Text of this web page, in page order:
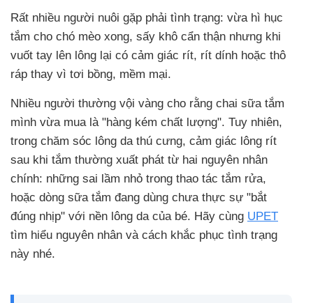
Rất nhiều người nuôi gặp phải tình trạng: vừa hì hục
tắm cho chó mèo xong, sấy khô cẩn thận nhưng khi
vuốt tay lên lông lại có cảm giác rít, rít dính hoặc thô
ráp thay vì tơi bồng, mềm mại.
Nhiều người thường vội vàng cho rằng chai sữa tắm
mình vừa mua là "hàng kém chất lượng". Tuy nhiên,
trong chăm sóc lông da thú cưng, cảm giác lông rít
sau khi tắm thường xuất phát từ hai nguyên nhân
chính: những sai lầm nhỏ trong thao tác tắm rửa,
hoặc dòng sữa tắm đang dùng chưa thực sự "bắt
đúng nhịp" với nền lông da của bé. Hãy cùng UPET
tìm hiểu nguyên nhân và cách khắc phục tình trạng
này nhé.